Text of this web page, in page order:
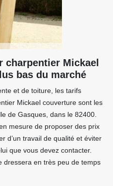
charpentier Mickael
bas du marché
et de toiture, les tarifs
Mickael couverture sont les
de Gasques, dans le 82400.
mesure de proposer des prix
d’un travail de qualité et éviter
que vous devez contacter.
dressera en très peu de temps